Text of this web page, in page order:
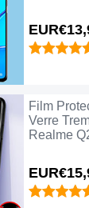
EUR€13,
Film
Verre
Realme
EUR€15,